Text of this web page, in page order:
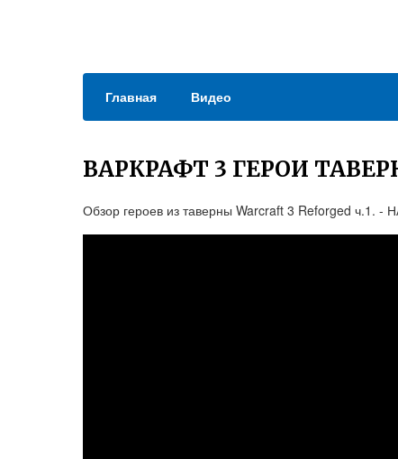
Главная Видео
ВАРКРАФТ 3 ГЕРОИ
Обзор героев из таверны Warcraft 3 Reforged